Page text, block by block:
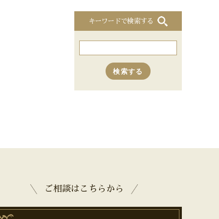
キーワードで検索する
ご相談はこちらから